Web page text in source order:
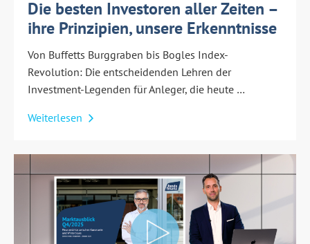
Die besten Investoren aller Zeiten –
ihre Prinzipien, unsere Erkenntnisse
Von Buffetts Burggraben bis Bogles Index-
Revolution: Die entscheidenden Lehren der
Investment-Legenden für Anleger, die heute …
Weiterlesen